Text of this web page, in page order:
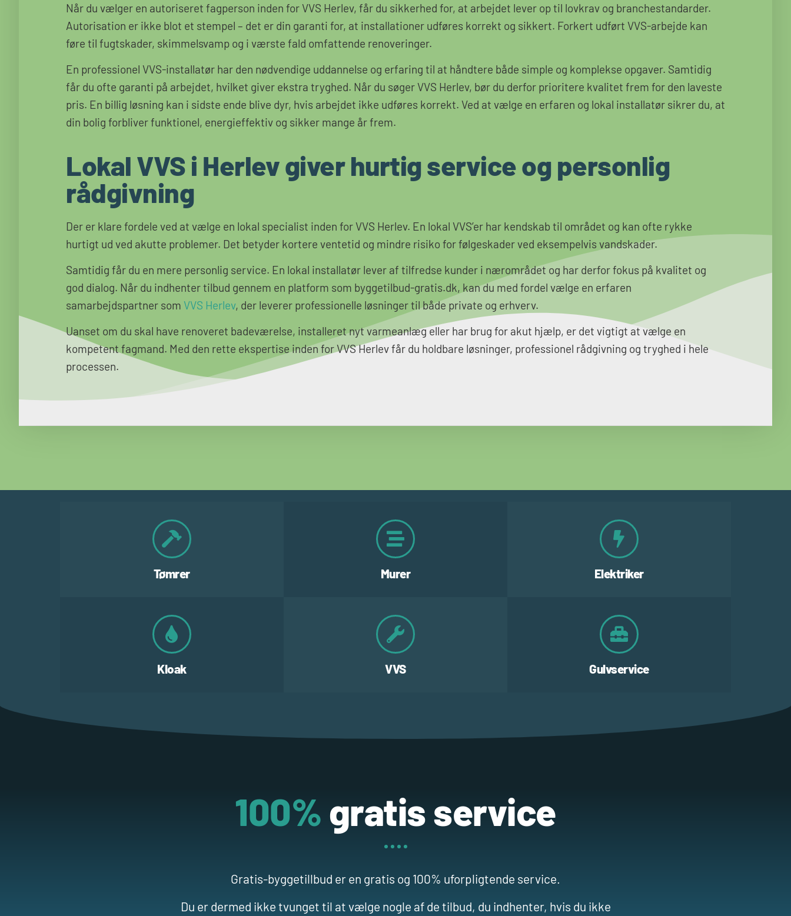
Når du vælger en autoriseret fagperson inden for VVS Herlev, får du sikkerhed for, at arbejdet lever op til lovkrav og branchestandarder.
Autorisation er ikke blot et stempel – det er din garanti for, at installationer udføres korrekt og sikkert. Forkert udført VVS-arbejde kan
føre til fugtskader, skimmelsvamp og i værste fald omfattende renoveringer.
En professionel VVS-installatør har den nødvendige uddannelse og erfaring til at håndtere både simple og komplekse opgaver. Samtidig
får du ofte garanti på arbejdet, hvilket giver ekstra tryghed. Når du søger VVS Herlev, bør du derfor prioritere kvalitet frem for den laveste
pris. En billig løsning kan i sidste ende blive dyr, hvis arbejdet ikke udføres korrekt. Ved at vælge en erfaren og lokal installatør sikrer du, at
din bolig forbliver funktionel, energieffektiv og sikker mange år frem.
Lokal VVS i Herlev giver hurtig service og personlig
rådgivning
Der er klare fordele ved at vælge en lokal specialist inden for VVS Herlev. En lokal VVS’er har kendskab til området og kan ofte rykke
hurtigt ud ved akutte problemer. Det betyder kortere ventetid og mindre risiko for følgeskader ved eksempelvis vandskader.
Samtidig får du en mere personlig service. En lokal installatør lever af tilfredse kunder i nærområdet og har derfor fokus på kvalitet og
god dialog. Når du indhenter tilbud gennem en platform som byggetilbud-gratis.dk, kan du med fordel vælge en erfaren
samarbejdspartner som VVS Herlev, der leverer professionelle løsninger til både private og erhverv.
Uanset om du skal have renoveret badeværelse, installeret nyt varmeanlæg eller har brug for akut hjælp, er det vigtigt at vælge en
kompetent fagmand. Med den rette ekspertise inden for VVS Herlev får du holdbare løsninger, professionel rådgivning og tryghed i hele
processen.
Tømrer Murer Elektriker
Kloak VVS Gulvservice
100%gratis service
Gratis-byggetillbud er en gratis og 100% uforpligtende service.
Du er dermed ikke tvunget til at vælge nogle af de tilbud, du indhenter, hvis du ikke